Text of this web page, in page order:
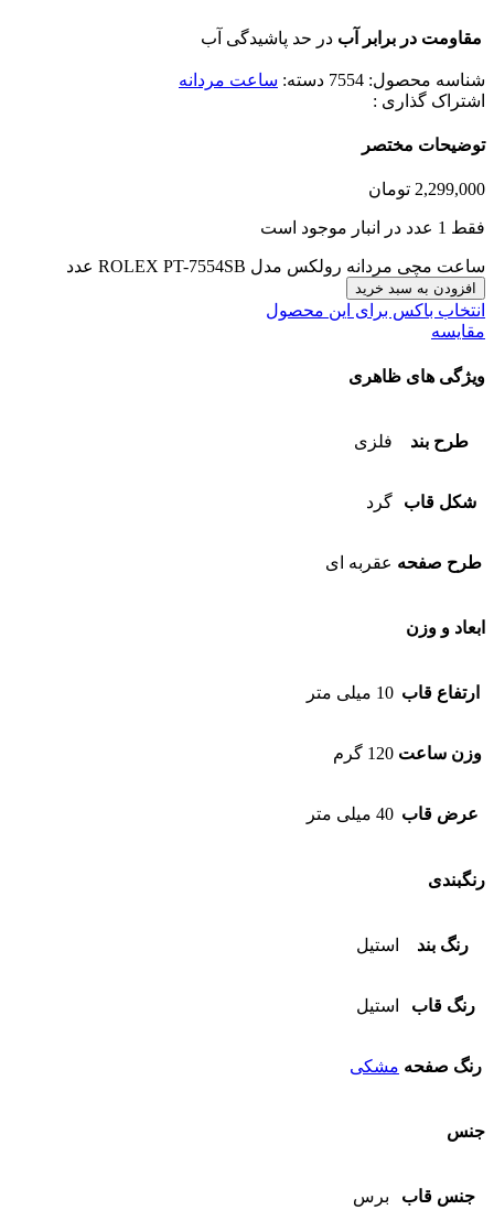
مقاومت در برابر آب در حد پاشیدگی آب
شناسه محصول: 7554 دسته: ساعت مردانه
اشتراک گذاری :
توضیحات مختصر
2,299,000 تومان
فقط 1 عدد در انبار موجود است
ساعت مچی مردانه رولکس مدل ROLEX PT-7554SB عدد
افزودن به سبد خرید
انتخاب باکس برای این محصول
مقایسه
ویژگی های ظاهری
طرح بند فلزی
شکل قاب گرد
طرح صفحه عقربه ای
ابعاد و وزن
ارتفاع قاب 10 میلی متر
وزن ساعت 120 گرم
عرض قاب 40 میلی متر
رنگبندی
رنگ بند استیل
رنگ قاب استیل
رنگ صفحه مشکی
جنس
جنس قاب برس